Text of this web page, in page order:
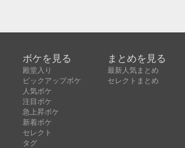
ボケを見る
殿堂入り
ピックアップボケ
人気ボケ
注目ボケ
急上昇ボケ
新着ボケ
セレクト
タグ
まとめを見る
最新人気まとめ
セレクトまとめ